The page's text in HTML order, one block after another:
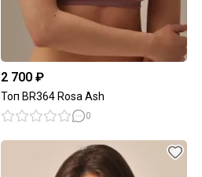
2 700 ₽
Топ BR364 Rosa Ash
0